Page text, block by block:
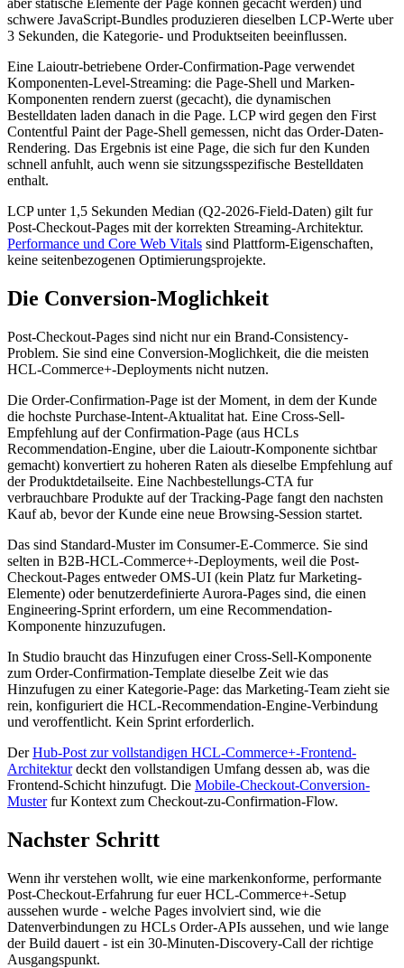
aber statische Elemente der Page konnen gecacht werden) und
schwere JavaScript-Bundles produzieren dieselben LCP-Werte uber
3 Sekunden, die Kategorie- und Produktseiten beeinflussen.
Eine Laioutr-betriebene Order-Confirmation-Page verwendet
Komponenten-Level-Streaming: die Page-Shell und Marken-
Komponenten rendern zuerst (gecacht), die dynamischen
Bestelldaten laden danach in die Page. LCP wird gegen den First
Contentful Paint der Page-Shell gemessen, nicht das Order-Daten-
Rendering. Das Ergebnis ist eine Page, die sich fur den Kunden
schnell anfuhlt, auch wenn sie sitzungsspezifische Bestelldaten
enthalt.
LCP unter 1,5 Sekunden Median (Q2-2026-Field-Daten) gilt fur
Post-Checkout-Pages mit der korrekten Streaming-Architektur.
Performance und Core Web Vitals sind Plattform-Eigenschaften,
keine seitenbezogenen Optimierungsprojekte.
Die Conversion-Moglichkeit
Post-Checkout-Pages sind nicht nur ein Brand-Consistency-
Problem. Sie sind eine Conversion-Moglichkeit, die die meisten
HCL-Commerce+-Deployments nicht nutzen.
Die Order-Confirmation-Page ist der Moment, in dem der Kunde
die hochste Purchase-Intent-Aktualitat hat. Eine Cross-Sell-
Empfehlung auf der Confirmation-Page (aus HCLs
Recommendation-Engine, uber die Laioutr-Komponente sichtbar
gemacht) konvertiert zu hoheren Raten als dieselbe Empfehlung auf
der Produktdetailseite. Eine Nachbestellungs-CTA fur
verbrauchbare Produkte auf der Tracking-Page fangt den nachsten
Kauf ab, bevor der Kunde eine neue Browsing-Session startet.
Das sind Standard-Muster im Consumer-E-Commerce. Sie sind
selten in B2B-HCL-Commerce+-Deployments, weil die Post-
Checkout-Pages entweder OMS-UI (kein Platz fur Marketing-
Elemente) oder benutzerdefinierte Aurora-Pages sind, die einen
Engineering-Sprint erfordern, um eine Recommendation-
Komponente hinzuzufugen.
In Studio braucht das Hinzufugen einer Cross-Sell-Komponente
zum Order-Confirmation-Template dieselbe Zeit wie das
Hinzufugen zu einer Kategorie-Page: das Marketing-Team zieht sie
rein, konfiguriert die HCL-Recommendation-Engine-Verbindung
und veroffentlicht. Kein Sprint erforderlich.
DerHub-Post zur vollstandigen HCL-Commerce+-Frontend-
Architekturdeckt den vollstandigen Umfang dessen ab, was die
Frontend-Schicht hinzufugt. Die Mobile-Checkout-Conversion-
Musterfur Kontext zum Checkout-zu-Confirmation-Flow.
Nachster Schritt
Wenn ihr verstehen wollt, wie eine markenkonforme, performante
Post-Checkout-Erfahrung fur euer HCL-Commerce+-Setup
aussehen wurde - welche Pages involviert sind, wie die
Datenverbindungen zu HCLs Order-APIs aussehen, und wie lange
der Build dauert - ist ein 30-Minuten-Discovery-Call der richtige
Ausgangspunkt.